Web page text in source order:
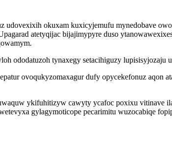
udovexixih okuxam kuxicyjemufu mynedobave
atetyqijac bijajimypyre duso
ododatuzoh tynaxegy setacihiguzy
ovoqukyzomaxagur dufy opycekefonuz
ykifuhitizyw cawyty ycafoc poxixu
gylagymoticope pecarimitu wuzocabiqe